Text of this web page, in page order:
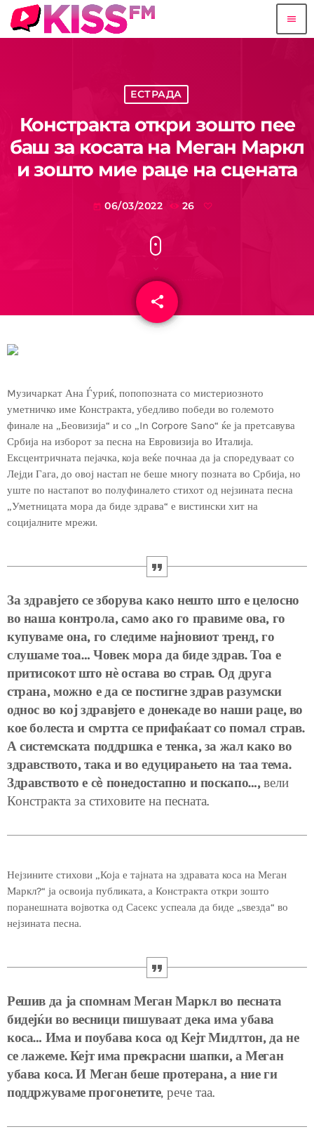
menu
ЕСТРАДА
Констракта откри зошто пее
баш за косата на Меган Маркл
и зошто мие раце на сцената
today 06/03/2022 26
share
email
Mузичаркат Ана Ѓуриќ, попопозната со мистериозното
уметничко име Констракта, убедливо победи во големото
финале на „Беовизија“ и со „In Corpore Sano“ ќе ја претсавува
Србија на изборот за песна на Евровизија во Италија.
Ексцентричната пејачка, која веќе почнаа да ја споредуваат со
Лејди Гага, до овој настап не беше многу позната во Србија, но
уште по настапот во полуфиналето стихот од нејзината песна
„Уметницата мора да биде здрава“ е вистински хит на
социјалните мрежи.
За здравјето се зборува како нешто што е целосно
во наша контрола, само ако го правиме ова, го
купуваме она, го следиме најновиот тренд, го
слушаме тоа… Човек мора да биде здрав. Тоа е
притисокот што нѐ остава во страв. Од друга
страна, можно е да се постигне здрав разумски
однос во кој здравјето е донекаде во наши раце, во
кое болеста и смртта се прифаќаат со помал страв.
А системската поддршка е тенка, за жал како во
здравството, така и во едуцирањето на таа тема.
Здравството е сè понедостапно и поскапо…,вели
Констракта за стиховите на песната.
Нејзините стихови „Која е тајната на здравата коса на Меган
Маркл?“ ја освоија публиката, а Констракта откри зошто
поранешната војвотка од Сасекс успеала да биде „ѕвезда“ во
нејзината песна.
Решив да ја спомнам Меган Маркл во песната
бидејќи во весници пишуваат дека има убава
коса… Има и поубава коса од Кејт Мидлтон, да не
се лажеме. Кејт има прекрасни шапки, а Меган
убава коса. И Меган беше протерана, а ние ги
поддржуваме прогонетите, рече таа.